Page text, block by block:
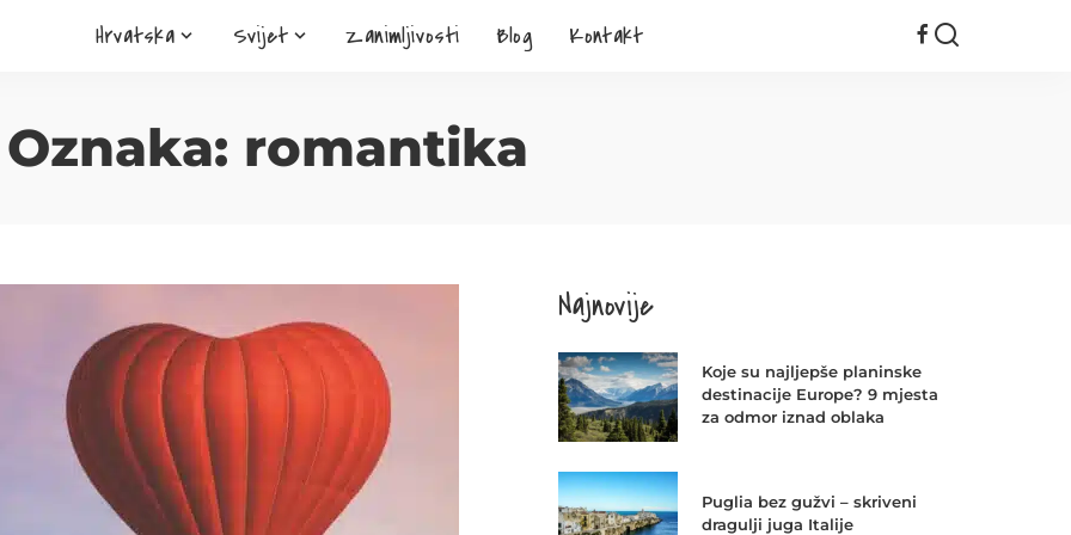
Hrvatska Svijet Zanimljivosti Blog Kontakt
Oznaka: romantika
Najnovije
Koje su najljepše planinske
destinacije Europe? 9 mjesta
za odmor iznad oblaka
Puglia bez gužvi – skriveni
dragulji juga Italije